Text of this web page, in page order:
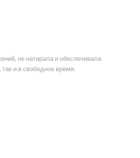
не натирала и обеспечивала
и в свободное время.